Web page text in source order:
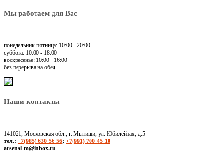
Мы работаем для Вас
понедельник-пятница: 10:00 - 20:00
суббота: 10:00 - 18:00
воскресенье: 10:00 - 16:00
без перерыва на обед
Наши контакты
141021, Московская обл., г. Мытищи, ул. Юбилейная, д.5
тел.: +7(985) 630-56-56; +7(991) 700-45-18
arsenal-m@inbox.ru